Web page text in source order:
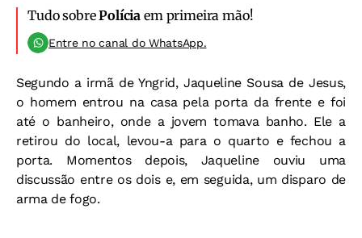
Tudo sobrePolícia em primeira mão!
Entre no canal do WhatsApp.
Segundo a irmã de Yngrid, Jaqueline Sousa de Jesus,
o homem entrou na casa pela porta da frente e foi
até o banheiro, onde a jovem tomava banho. Ele a
retirou do local, levou-a para o quarto e fechou a
porta. Momentos depois, Jaqueline ouviu uma
discussão entre os dois e, em seguida, um disparo de
arma de fogo.